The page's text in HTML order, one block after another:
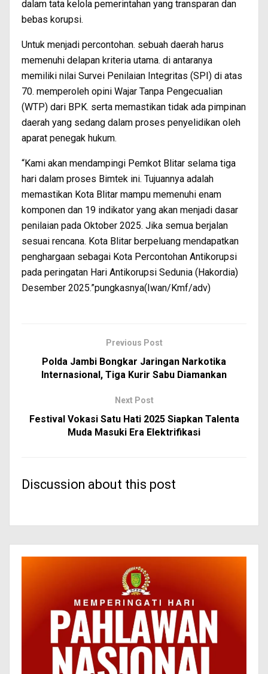
dalam tata kelola pemerintahan yang transparan dan
bebas korupsi.
Untuk menjadi percontohan. sebuah daerah harus
memenuhi delapan kriteria utama. di antaranya
memiliki nilai Survei Penilaian Integritas (SPI) di atas
70. memperoleh opini Wajar Tanpa Pengecualian
(WTP) dari BPK. serta memastikan tidak ada pimpinan
daerah yang sedang dalam proses penyelidikan oleh
aparat penegak hukum.
“Kami akan mendampingi Pemkot Blitar selama tiga
hari dalam proses Bimtek ini. Tujuannya adalah
memastikan Kota Blitar mampu memenuhi enam
komponen dan 19 indikator yang akan menjadi dasar
penilaian pada Oktober 2025. Jika semua berjalan
sesuai rencana. Kota Blitar berpeluang mendapatkan
penghargaan sebagai Kota Percontohan Antikorupsi
pada peringatan Hari Antikorupsi Sedunia (Hakordia)
Desember 2025.”pungkasnya(Iwan/Kmf/adv)
Previous Post
Polda Jambi Bongkar Jaringan Narkotika
Internasional, Tiga Kurir Sabu Diamankan
Next Post
Festival Vokasi Satu Hati 2025 Siapkan Talenta
Muda Masuki Era Elektrifikasi
Discussion about this post